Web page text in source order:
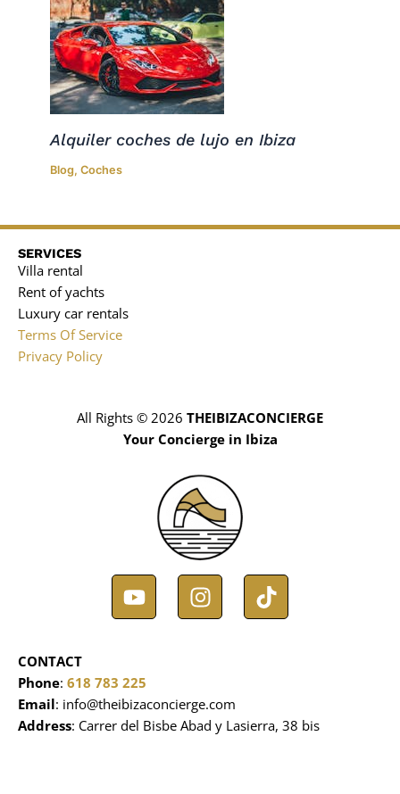
Alquiler coches de lujo en Ibiza
Blog,Coches
SERVICES
Villa rental
Rent of yachts
Luxury car rentals
Terms Of Service
Privacy Policy
All Rights © 2026 THEIBIZACONCIERGE
Your Concierge in Ibiza
Y
o
u
b
e
I
n
g
r
T
i
CONTACT
Phone: 618 783 225
Email: info@theibizaconcierge.com
Address: Carrer del Bisbe Abad y Lasierra, 38 bis